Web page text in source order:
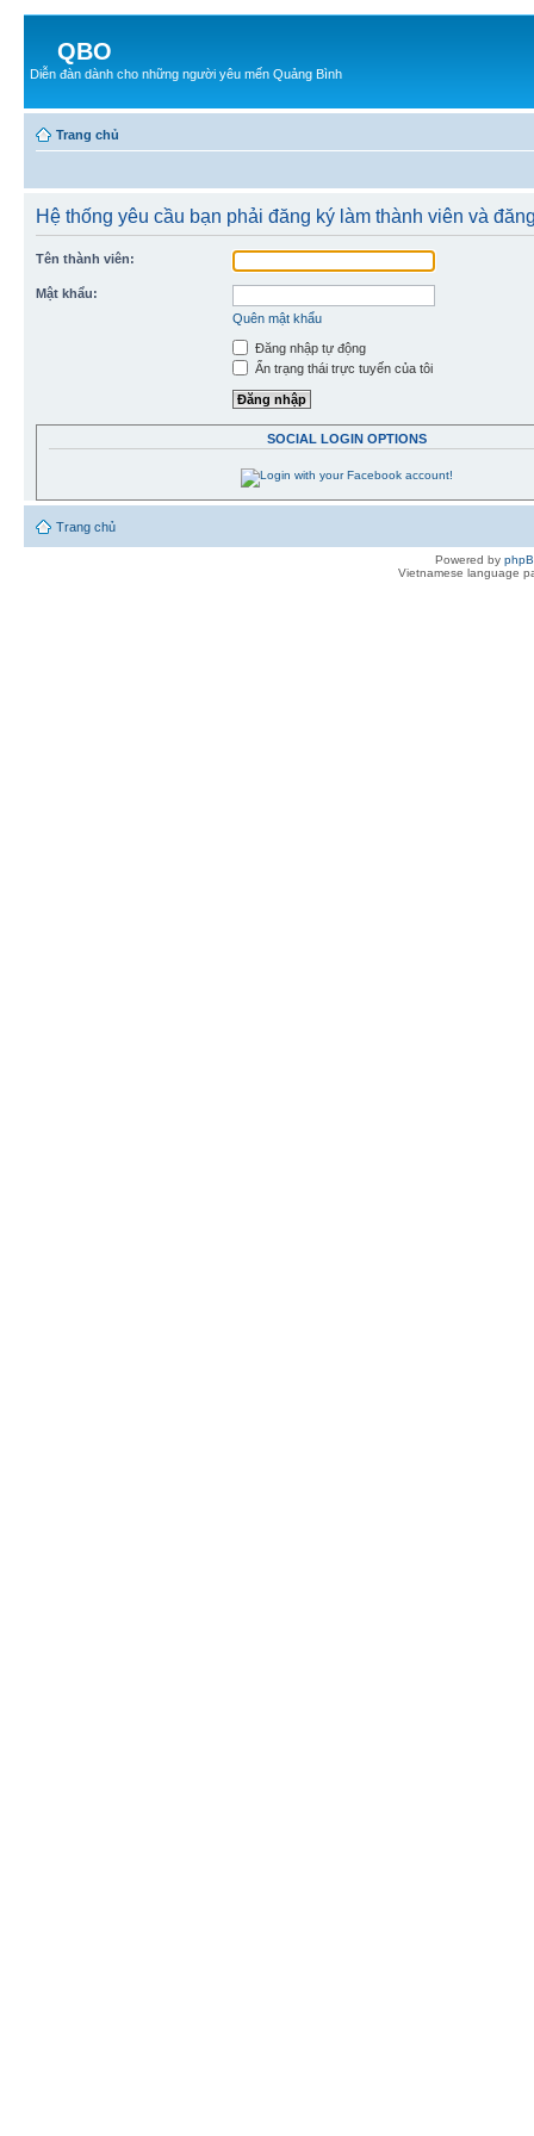
QBO
Diễn đàn dành cho những người yêu mến Quảng Bình
Trang chủ
Hệ thống yêu cầu bạn phải đăng ký làm thành viên và
Tên thành viên:
Mật khẩu:
Quên mật khẩu
Đăng nhập tự động
Ẩn trạng thái trực tuyến của tôi
SOCIAL LOGIN OPTIONS
Trang chủ
Powered by
Vietnamese language